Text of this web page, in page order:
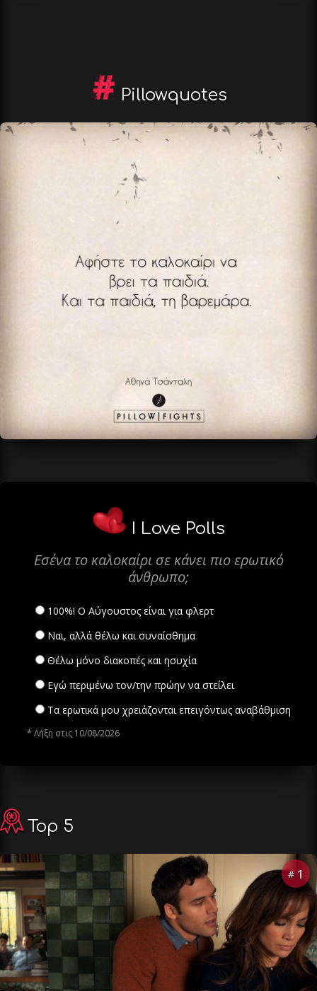
Pillowquotes
I Love Polls
Εσένα το καλοκαίρι σε κάνει πιο ερωτικό
άνθρωπο;
100%! Ο Αύγουστος είναι για φλερτ
Ναι, αλλά θέλω και συναίσθημα
Θέλω μόνο διακοπές και ησυχία
Εγώ περιμένω τον/την πρώην να στείλει
Τα ερωτικά μου χρειάζονται επειγόντως αναβάθμιση
* Λήξη στις 10/08/2026
Top 5
# 1